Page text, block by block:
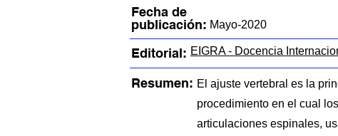
Fecha de
publicación: Mayo-2020
Editorial: EIGRA - Docencia
Resumen: El ajuste vertebral es la
procedimiento en el cual
articulaciones espinales,